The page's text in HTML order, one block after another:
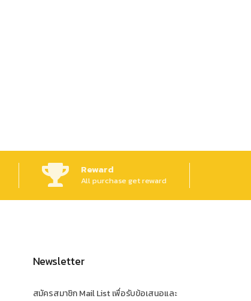
Reward
All purchase get reward
Newsletter
สมัครสมาชิก Mail List เพื่อรับข้อเสนอและ